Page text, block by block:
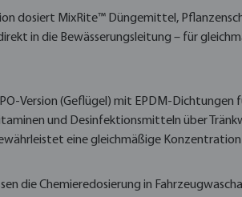
dosiert MixRite™ Düngemittel,
in die Bewässerungsleitung – für
Version (Geflügel) mit EPDM-Dichtungen
und Desinfektionsmitteln über
eine gleichmäßige Konzentration
die Chemieredosierung in